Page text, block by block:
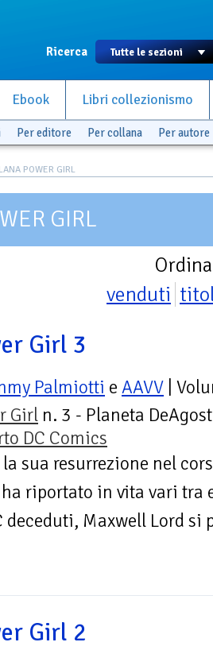
Ricerca
Ebook Libri collezionismo
Per editore Per collana Per autore
POWER GIRL
GIRL
venduti
Girl 3
Palmiotti e AAVV |
Girl n. 3 - Planeta
DC Comics
la sua resurrezione nel
riportato in vita vari tra
deceduti, Maxwell Lord
Girl 2